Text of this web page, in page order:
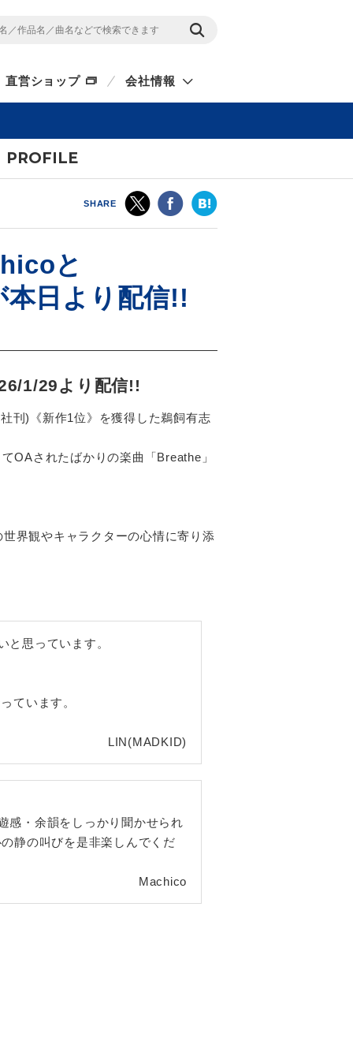
直営ショップ 会社情報
PROFILE
SHARE
と
日より配信!!
1/29より配信!!
刊)《新作1位》を獲得した鵜飼有志
OAされたばかりの楽曲「Breathe」
界観やキャラクターの心情に寄り添
思っています。
ています。
LIN(MADKID)
感・余韻をしっかり聞かせられ
静の叫びを是非楽しんでくだ
Machico